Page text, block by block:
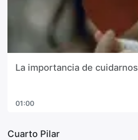
La importancia de cuidarnos
01:00
Cuarto Pilar